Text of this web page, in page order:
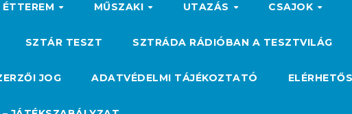
ÉTTEREM MŰSZAKI UTAZÁS CSAJOK
SZTÁR TESZT SZTRÁDA RÁDIÓBAN A TESZTVILÁG
JOG ADATVÉDELMI TÁJÉKOZTATÓ